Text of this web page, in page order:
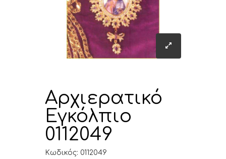
Αρχιερατικό
Εγκόλπιο
0112049
Κωδικός: 0112049